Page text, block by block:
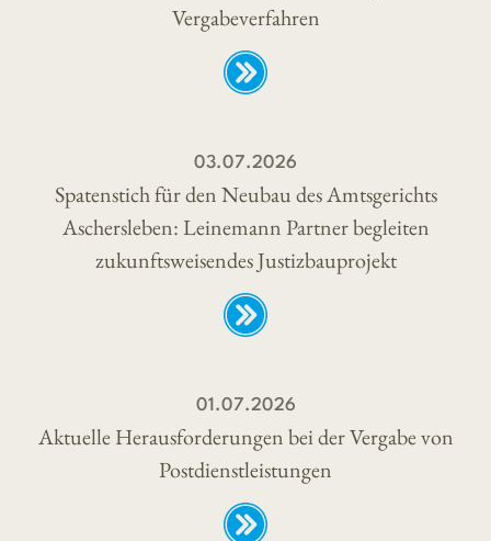
Vergabeverfahren
03.07.2026
Spatenstich für den Neubau des Amtsgerichts
Aschersleben: Leinemann Partner begleiten
zukunftsweisendes Justizbauprojekt
01.07.2026
Aktuelle Herausforderungen bei der Vergabe von
Postdienstleistungen